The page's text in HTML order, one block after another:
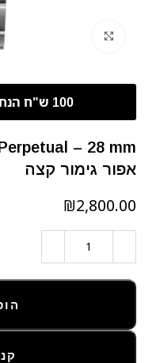
אפור גימור קצה
₪